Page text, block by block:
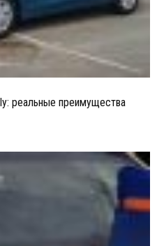
реальные преимущества